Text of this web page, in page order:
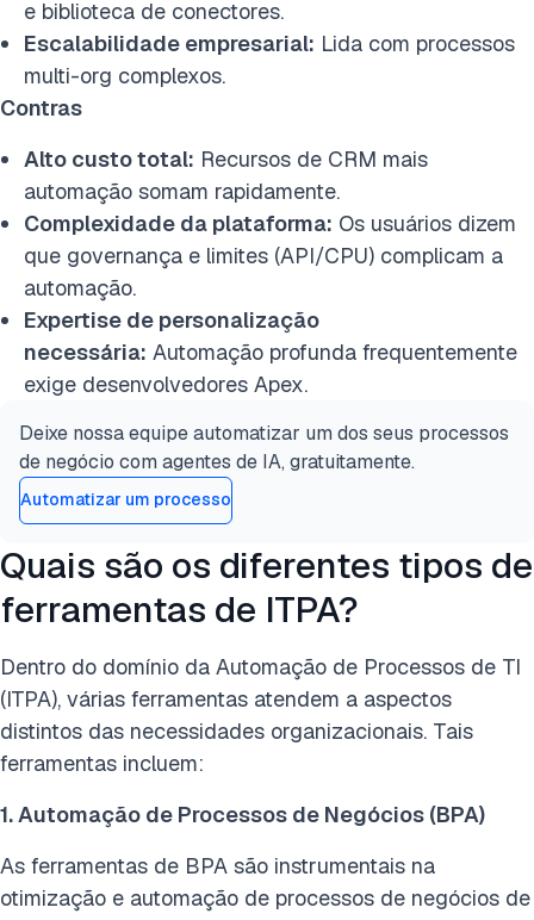
e biblioteca de conectores.
Escalabilidade empresarial: Lida com processos
multi-org complexos.
Contras
Alto custo total: Recursos de CRM mais
automação somam rapidamente.
Complexidade da plataforma: Os usuários dizem
que governança e limites (API/CPU) complicam a
automação.
Expertise de personalização
necessária: Automação profunda frequentemente
exige desenvolvedores Apex.
Deixe nossa equipe automatizar um dos seus processos
de negócio com agentes de IA, gratuitamente.
Automatizar um processo
Quais são os diferentes tipos de
ferramentas de ITPA?
Dentro do domínio da Automação de Processos de TI
(ITPA), várias ferramentas atendem a aspectos
distintos das necessidades organizacionais. Tais
ferramentas incluem:
1. Automação de Processos de Negócios (BPA)
As ferramentas de BPA são instrumentais na
otimização e automação de processos de negócios de